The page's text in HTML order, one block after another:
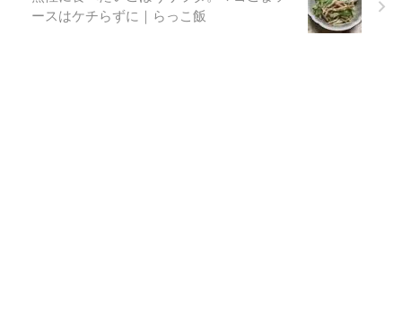
ースはケチらずに｜らっこ飯